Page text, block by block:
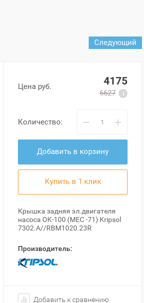
Следующий
Цена руб. 4175
6627
Количество: − +
Добавить в корзину
Купить в 1 клик
Крышка задняя эл.двигателя
насоса OK-100 (МЕС -71) Kripsol
7302.A//RBM1020.23R
Производитель:
Добавить к сравнению